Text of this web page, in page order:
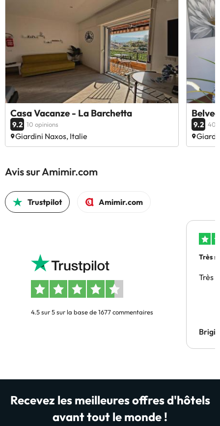
Casa Vacanze - La Barchetta
9.2 10 opinions
Giardini Naxos, Italie
9.2 40
Avis sur Amimir.com
Trustpilot Amimir.com
4.5 sur 5 sur la base de 1677 commentaires
Très
Très
Recevez les meilleures offres d'hôtels
avant tout le monde !